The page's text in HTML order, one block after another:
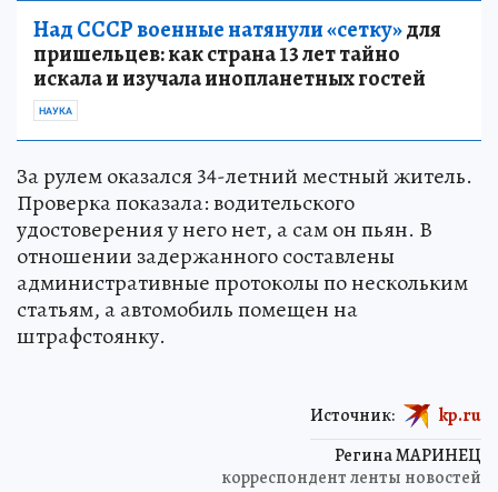
Над СССР военные натянули «сетку»для
пришельцев: как страна 13 лет тайно
искала и изучала инопланетных гостей
НАУКА
За рулем оказался 34-летний местный житель.
Проверка показала: водительского
удостоверения у него нет, а сам он пьян. В
отношении задержанного составлены
административные протоколы по нескольким
статьям, а автомобиль помещен на
штрафстоянку.
Регина МАРИНЕЦ
корреспондент ленты новостей
Источник: kp.ru